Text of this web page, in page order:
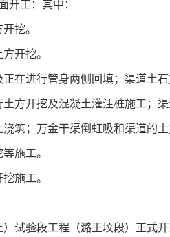
工：其中：
挖。
开挖。
进行管身两侧回填；渠道土石
开挖及混凝土灌注桩施工；渠
；万金干渠倒虹吸和渠道的土
施工。
施工。
验段工程（潞王坟段）正式